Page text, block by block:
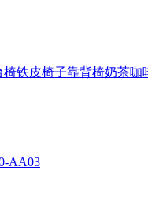
铁皮椅子靠背椅奶茶咖
AA03